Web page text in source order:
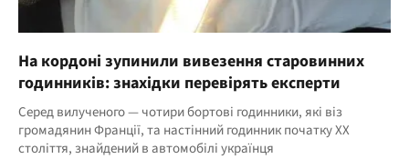
На кордоні зупинили вивезення старовинних
годинників: знахідки перевірять експерти
Серед вилученого — чотири бортові годинники, які віз
громадянин Франції, та настінний годинник початку ХХ
століття, знайдений в автомобілі українця